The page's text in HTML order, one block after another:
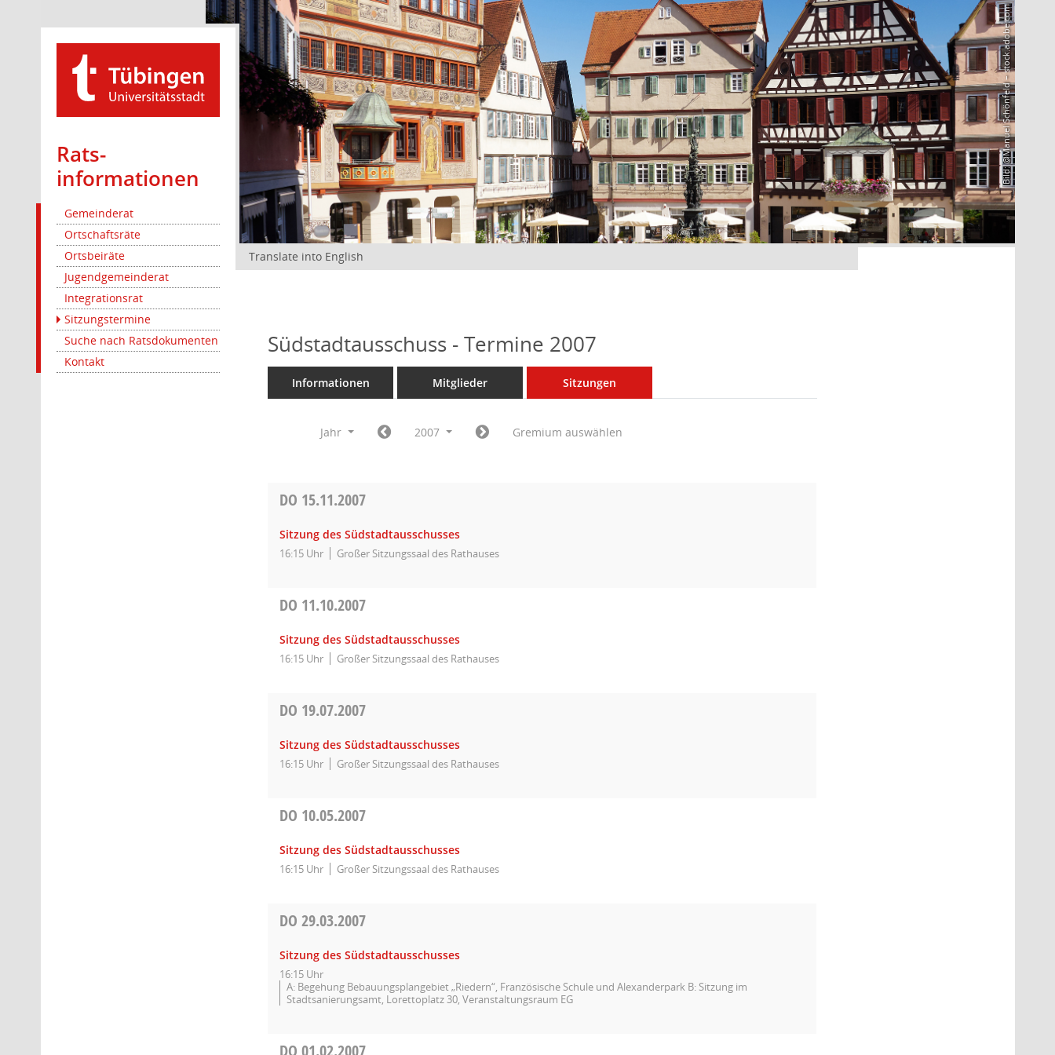
Rats­
informationen
Gemeinderat
Ortschaftsräte
Ortsbeiräte
Jugendgemeinderat
Integrationsrat
Sitzungstermine
Suche nach Ratsdokumenten
Kontakt
Bild: @Manuel Schönfeld – stock.adobe.com
Translate into English
Südstadtausschuss - Termine 2007
Informationen Mitglieder Sitzungen
Jahr 2007 Gremium auswählen
DO 15.11.2007
Sitzung des Südstadtausschusses
16:15 Uhr Großer Sitzungssaal des Rathauses
DO 11.10.2007
Sitzung des Südstadtausschusses
16:15 Uhr Großer Sitzungssaal des Rathauses
DO 19.07.2007
Sitzung des Südstadtausschusses
16:15 Uhr Großer Sitzungssaal des Rathauses
DO 10.05.2007
Sitzung des Südstadtausschusses
16:15 Uhr Großer Sitzungssaal des Rathauses
DO29.03.2007
Sitzung des Südstadtausschusses
16:15 Uhr
A: Begehung Bebauungsplangebiet „Riedern“, Französische Schule und Alexanderpark B: Sitzung im
Stadtsanierungsamt, Lorettoplatz 30, Veranstaltungsraum EG
DO01.02.2007